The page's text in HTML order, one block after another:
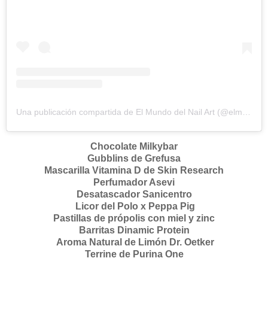
Una publicación compartida de El Mundo del Nail Art (@elmundodelnailart)
Chocolate Milkybar
Gubblins de Grefusa
Mascarilla Vitamina D de Skin Research
Perfumador Asevi
Desatascador Sanicentro
Licor del Polo x Peppa Pig
Pastillas de própolis con miel y zinc
Barritas Dinamic Protein
Aroma Natural de Limón Dr. Oetker
Terrine de Purina One